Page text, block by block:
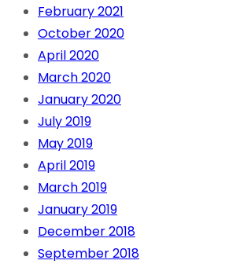
February 2021
October 2020
April 2020
March 2020
January 2020
July 2019
May 2019
April 2019
March 2019
January 2019
December 2018
September 2018